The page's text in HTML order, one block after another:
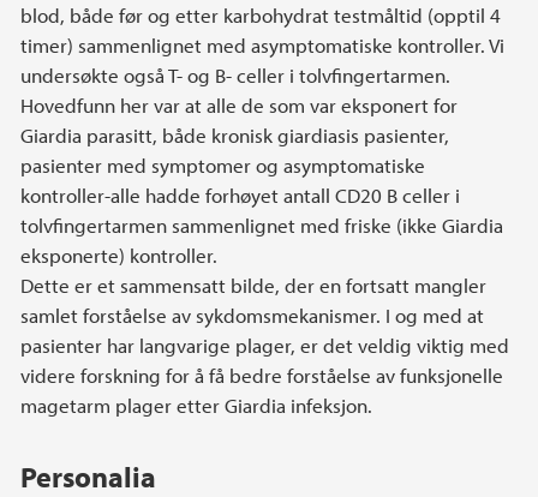
blod, både før og etter karbohydrat testmåltid (opptil 4
timer) sammenlignet med asymptomatiske kontroller. Vi
undersøkte også T- og B- celler i tolvfingertarmen.
Hovedfunn her var at alle de som var eksponert for
Giardia parasitt, både kronisk giardiasis pasienter,
pasienter med symptomer og asymptomatiske
kontroller-alle hadde forhøyet antall CD20 B celler i
tolvfingertarmen sammenlignet med friske (ikke Giardia
eksponerte) kontroller.
Dette er et sammensatt bilde, der en fortsatt mangler
samlet forståelse av sykdomsmekanismer. I og med at
pasienter har langvarige plager, er det veldig viktig med
videre forskning for å få bedre forståelse av funksjonelle
magetarm plager etter Giardia infeksjon.
Personalia